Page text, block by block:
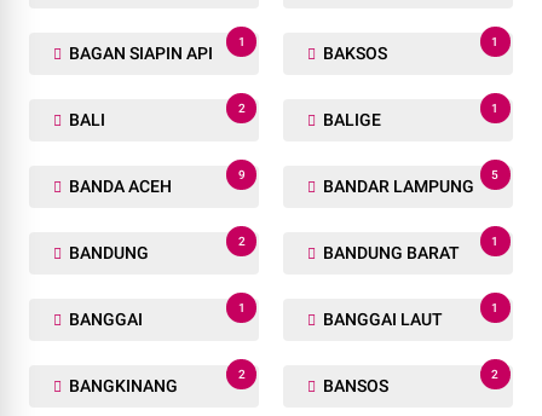
BAGAN SIAPIN API
1
BAKSOS
1
BALI
2
BALIGE
1
BANDA ACEH
9
BANDAR LAMPUNG
5
BANDUNG
2
BANDUNG BARAT
1
BANGGAI
1
BANGGAI LAUT
1
BANGKINANG
2
BANSOS
2